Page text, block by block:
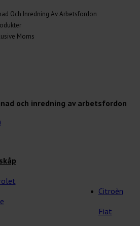
Och Inredning Av Arbetsfordon
Moms
och inredning av arbetsfordon
Citroèn
Fiat